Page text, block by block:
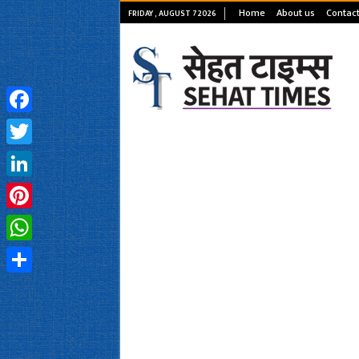
FRIDAY , AUGUST 7 2026 Home About us
Facebook
Twitter
LinkedIn
Pinterest
WhatsApp
Share